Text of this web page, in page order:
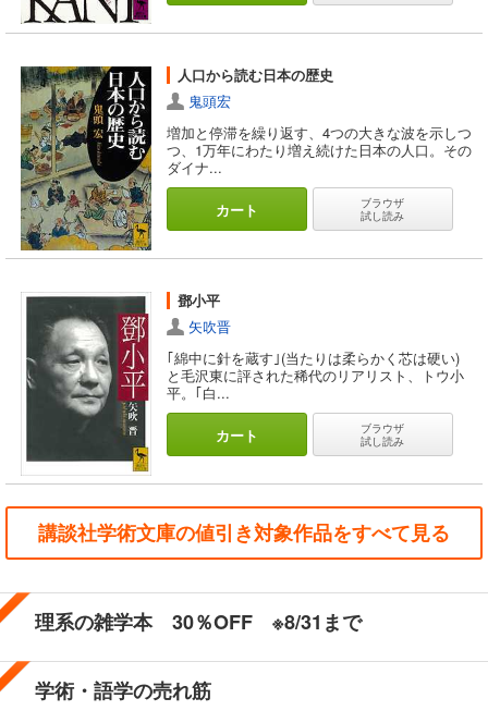
人口から読む日本の歴史
鬼頭宏
増加と停滞を繰り返す、4つの大きな波を示しつ
つ、1万年にわたり増え続けた日本の人口。その
ダイナ...
カート
ブラウザ
試し読み
鄧小平
矢吹晋
｢綿中に針を蔵す｣(当たりは柔らかく芯は硬い)
と毛沢東に評された稀代のリアリスト、トウ小
平。｢白...
カート
ブラウザ
試し読み
講談社学術文庫の値引き対象作品をすべて見る
理系の雑学本 30％OFF ※8/31まで
学術・語学の売れ筋